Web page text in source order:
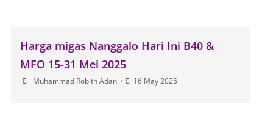
Harga migas Nanggalo Hari Ini B40 &
MFO 15-31 Mei 2025
Muhammad Robith Adani • 16 May 2025